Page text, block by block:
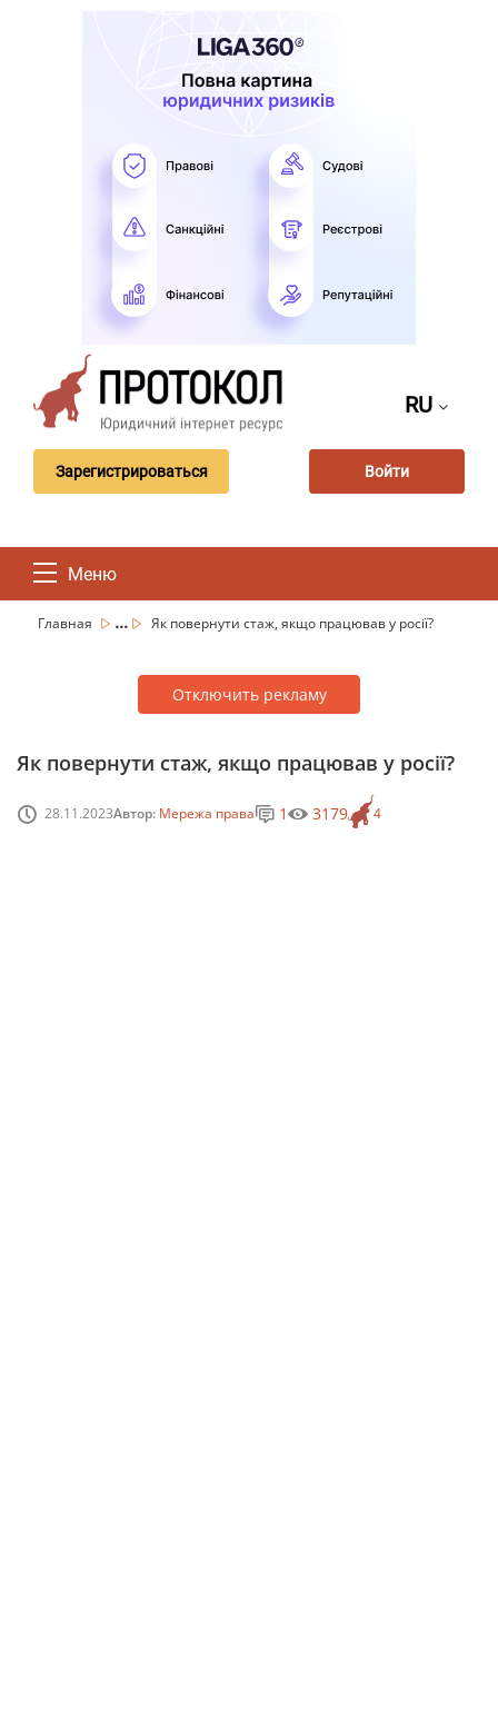
RU
Зарегистрироваться Войти
Меню
Главная ... Як повернути стаж, якщо працював у росії?
Отключить рекламу
Як повернути стаж, якщо працював у росії?
28.11.2023Автор: Мережа права 4
1 3179